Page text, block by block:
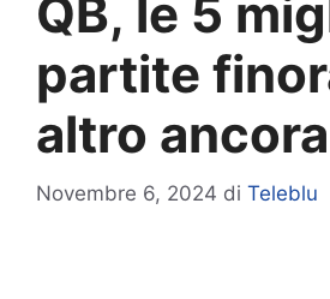
QB, le 5
partite
altro ancora
Novembre 6, 2024 di Teleblu